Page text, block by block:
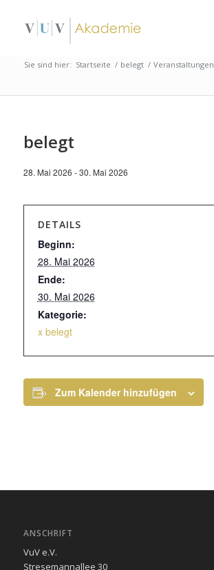
Sie sind hier: Startseite / belegt / Veranstaltungen
belegt
28. Mai 2026 -30. Mai 2026
DETAILS
Beginn:
28. Mai 2026
Ende:
30. Mai 2026
Kategorie:
x belegt
Zum Kalender hinzufügen
ANSCHRIFT
VuV e.V.
Stresemannallee 30